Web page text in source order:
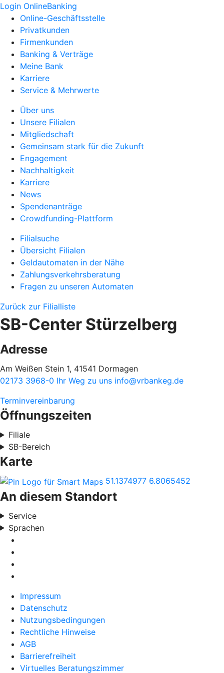
Login OnlineBanking
Online-Geschäftsstelle
Privatkunden
Firmenkunden
Banking & Verträge
Meine Bank
Karriere
Service & Mehrwerte
Über uns
Unsere Filialen
Mitgliedschaft
Gemeinsam stark für die Zukunft
Engagement
Nachhaltigkeit
Karriere
News
Spendenanträge
Crowdfunding-Plattform
Filialsuche
Übersicht Filialen
Geldautomaten in der Nähe
Zahlungsverkehrsberatung
Fragen zu unseren Automaten
Zurück zur Filialliste
SB-Center Stürzelberg
Adresse
Am Weißen Stein 1, 41541 Dormagen
02173 3968-0 Ihr Weg zu uns info@vrbankeg.de
Terminvereinbarung
Öffnungszeiten
Filiale
SB-Bereich
Karte
51.1374977 6.8065452
An diesem Standort
Service
Sprachen
Impressum
Datenschutz
Nutzungsbedingungen
Rechtliche Hinweise
AGB
Barrierefreiheit
Virtuelles Beratungszimmer